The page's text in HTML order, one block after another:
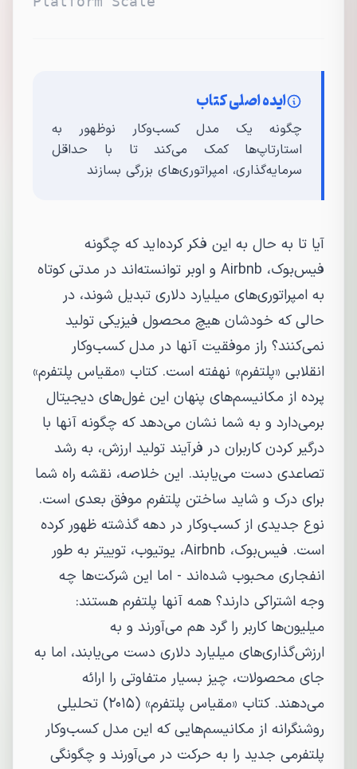
ایده اصلی کتاب
چگونه یک مدل کسب‌وکار نوظهور به
استارتاپ‌ها کمک می‌کند تا با حداقل
سرمایه‌گذاری، امپراتوری‌های بزرگی بسازند
آیا تا به حال به این فکر کرده‌اید که چگونه
فیس‌بوک، Airbnb و اوبر توانسته‌اند در مدتی کوتاه
به امپراتوری‌های میلیارد دلاری تبدیل شوند، در
حالی که خودشان هیچ محصول فیزیکی تولید
نمی‌کنند؟ راز موفقیت آنها در مدل کسب‌وکار
انقلابی «پلتفرم» نهفته است. کتاب «مقیاس پلتفرم»
پرده از مکانیسم‌های پنهان این غول‌های دیجیتال
برمی‌دارد و به شما نشان می‌دهد که چگونه آنها با
درگیر کردن کاربران در فرآیند تولید ارزش، به رشد
تصاعدی دست می‌یابند. این خلاصه، نقشه راه شما
برای درک و شاید ساختن پلتفرم موفق بعدی است.
نوع جدیدی از کسب‌وکار در دهه گذشته ظهور کرده
است. فیس‌بوک، Airbnb، یوتیوب، توییتر به طور
انفجاری محبوب شده‌اند - اما این شرکت‌ها چه
وجه اشتراکی دارند؟ همه آنها پلتفرم هستند:
میلیون‌ها کاربر را گرد هم می‌آورند و به
ارزش‌گذاری‌های میلیارد دلاری دست می‌یابند، اما به
جای محصولات، چیز بسیار متفاوتی را ارائه
می‌دهند. کتاب «مقیاس پلتفرم» (۲۰۱۵) تحلیلی
روشنگرانه از مکانیسم‌هایی که این مدل کسب‌وکار
پلتفرمی جدید را به حرکت در می‌آورند و چگونگی